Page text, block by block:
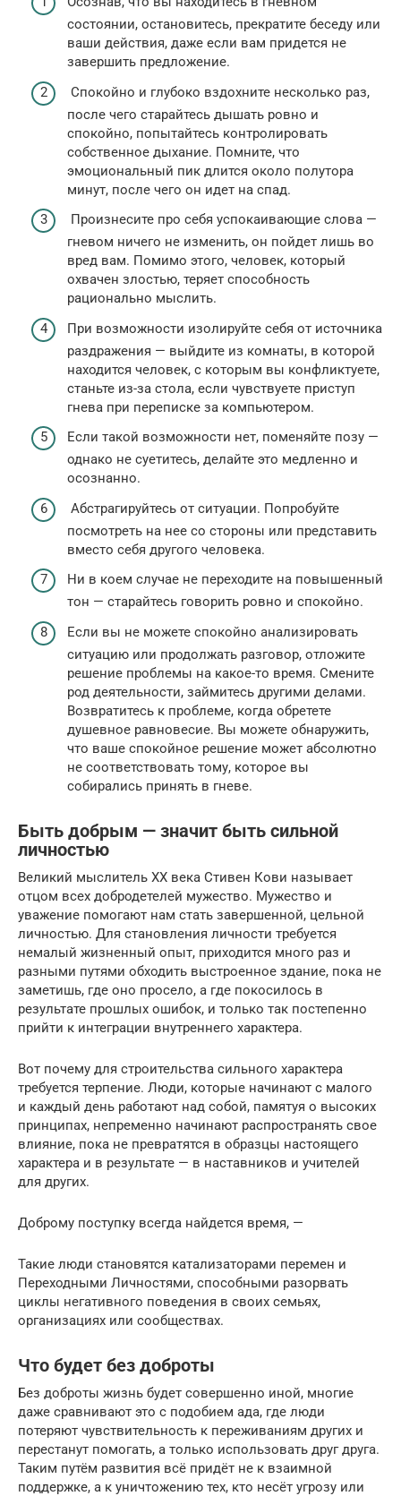
состоянии, остановитесь, прекратите беседу или
ваши действия, даже если вам придется не
завершить предложение.
Спокойно и глубоко вздохните несколько раз,
после чего старайтесь дышать ровно и
спокойно, попытайтесь контролировать
собственное дыхание. Помните, что
эмоциональный пик длится около полутора
минут, после чего он идет на спад.
Произнесите про себя успокаивающие слова —
гневом ничего не изменить, он пойдет лишь во
вред вам. Помимо этого, человек, который
охвачен злостью, теряет способность
рационально мыслить.
При возможности изолируйте себя от источника
раздражения — выйдите из комнаты, в которой
находится человек, с которым вы конфликтуете,
станьте из-за стола, если чувствуете приступ
гнева при переписке за компьютером.
Если такой возможности нет, поменяйте позу —
однако не суетитесь, делайте это медленно и
осознанно.
Абстрагируйтесь от ситуации. Попробуйте
посмотреть на нее со стороны или представить
вместо себя другого человека.
Ни в коем случае не переходите на повышенный
тон — старайтесь говорить ровно и спокойно.
Если вы не можете спокойно анализировать
ситуацию или продолжать разговор, отложите
решение проблемы на какое-то время. Смените
род деятельности, займитесь другими делами.
Возвратитесь к проблеме, когда обретете
душевное равновесие. Вы можете обнаружить,
что ваше спокойное решение может абсолютно
не соответствовать тому, которое вы
собирались принять в гневе.
Быть добрым — значит быть сильной
личностью
Великий мыслитель ХХ века Стивен Кови называет
отцом всех добродетелей мужество. Мужество и
уважение помогают нам стать завершенной, цельной
личностью. Для становления личности требуется
немалый жизненный опыт, приходится много раз и
разными путями обходить выстроенное здание, пока не
заметишь, где оно просело, а где покосилось в
результате прошлых ошибок, и только так постепенно
прийти к интеграции внутреннего характера.
Вот почему для строительства сильного характера
требуется терпение. Люди, которые начинают с малого
и каждый день работают над собой, памятуя о высоких
принципах, непременно начинают распространять свое
влияние, пока не превратятся в образцы настоящего
характера и в результате — в наставников и учителей
для других.
Доброму поступку всегда найдется время, —
Такие люди становятся катализаторами перемен и
Переходными Личностями, способными разорвать
циклы негативного поведения в своих семьях,
организациях или сообществах.
Что будет без доброты
Без доброты жизнь будет совершенно иной, многие
даже сравнивают это с подобием ада, где люди
потеряют чувствительность к переживаниям других и
перестанут помогать, а только использовать друг друга.
Таким путём развития всё придёт не к взаимной
поддержке, а к уничтожению тех, кто несёт угрозу или